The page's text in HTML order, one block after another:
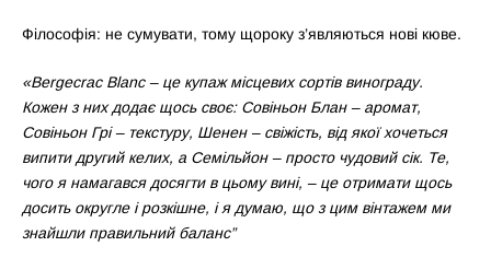
Філософія: не сумувати, тому щороку з’являються нові кюве.
«Bergecrac Blanc – це купаж місцевих сортів винограду.
Кожен з них додає щось своє: Совіньон Блан – аромат,
Совіньон Грі – текстуру, Шенен – свіжість, від якої хочеться
випити другий келих, а Семільйон – просто чудовий сік. Те,
чого я намагався досягти в цьому вині, – це отримати щось
досить округле і розкішне, і я думаю, що з цим вінтажем ми
знайшли правильний баланс”